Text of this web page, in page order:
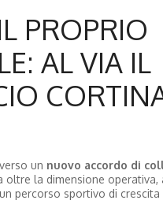
PROPRIO
AL VIA IL
un nuovo accordo di
oltre la dimensione operativa,
percorso sportivo di crescita